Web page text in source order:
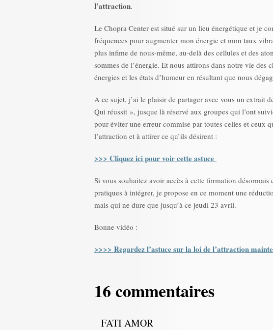
l’attraction.
Le Chopra Center est situé sur un lieu énergétique et je
fréquences pour augmenter mon énergie et mon taux
plus infime de nous-même, au-delà des cellules et des
sommes de l’énergie. Et nous attirons dans notre vie des
énergies et les états d’humeur en résultant que nous
A ce sujet, j’ai le plaisir de partager avec vous un extrait
Qui réussit », jusque là réservé aux groupes qui l’ont
pour éviter une erreur commise par toutes celles et ceux
l’attraction et à attirer ce qu’ils désirent :
>>> Cliquez ici pour voir cette astuce
Si vous souhaitez avoir accès à cette formation
pratiques à intégrer, je propose en ce moment une
mais qui ne dure que jusqu’à ce jeudi 23 avril.
Bonne vidéo :
>>>> Regardez l’astuce sur la loi de l’attraction
16 commentaires
FATI AMOR